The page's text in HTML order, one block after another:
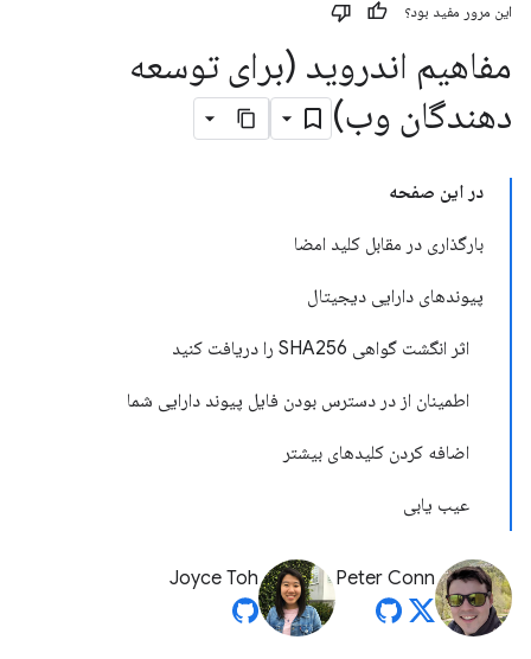
این مرور مفید بود؟
مفاهیم اندروید (برای توسعه
دهندگان وب)
در این صفحه
بارگذاری در مقابل کلید امضا
پیوندهای دارایی دیجیتال
اثر انگشت گواهی SHA256 را دریافت کنید
اطمینان از در دسترس بودن فایل پیوند دارایی شما
اضافه کردن کلیدهای بیشتر
عیب یابی
Peter Conn
Joyce Toh